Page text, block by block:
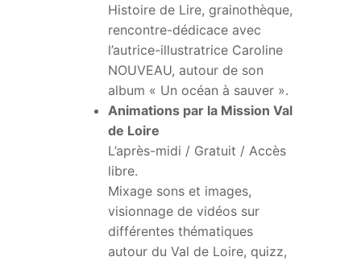
Histoire de Lire, grainothèque,
rencontre-dédicace avec
l’autrice-illustratrice Caroline
NOUVEAU, autour de son
album « Un océan à sauver ».
Animations par la Mission Val
de Loire
L’après-midi / Gratuit / Accès
libre.
Mixage sons et images,
visionnage de vidéos sur
différentes thématiques
autour du Val de Loire, quizz,